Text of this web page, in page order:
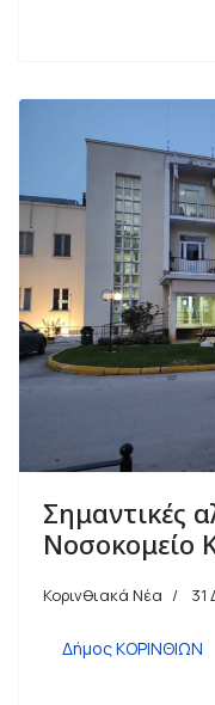
Σημαντικές
Νοσοκομείο
Κορινθιακά Νέα 31
Δήμος ΚΟΡΙΝΘΙΩΝ